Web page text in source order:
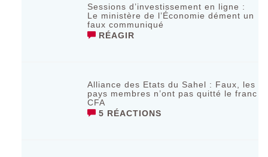
Sessions d’investissement en ligne :
Le ministère de l’Économie dément un
faux communiqué
RÉAGIR
Alliance des Etats du Sahel : Faux, les
pays membres n’ont pas quitté le franc
CFA
5 RÉACTIONS